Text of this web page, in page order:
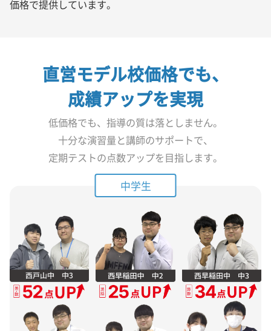
価格で提供しています。
直営モデル校価格でも、
成績アップを実現
低価格でも、指導の質は落としません。
十分な演習量と講師のサポートで、
定期テストの点数アップを目指します。
中学生